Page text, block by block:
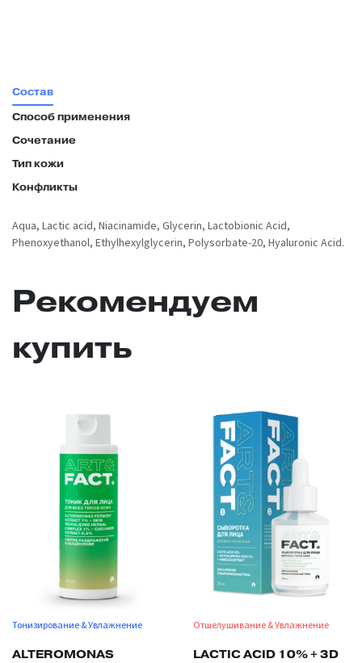
Состав
Способ применения
Сочетание
Тип кожи
Конфликты
Aqua, Lactic acid, Niacinamide, Glycerin, Lactobionic Acid,
Phenoxyethanol, Ethylhexylglycerin, Polysorbate-20, Hyaluronic Acid.
Рекомендуем
купить
Тонизирование & Увлажнение
ALTEROMONAS
Отшелушивание & Увлажнение
LACTIC ACID 10% + 3D